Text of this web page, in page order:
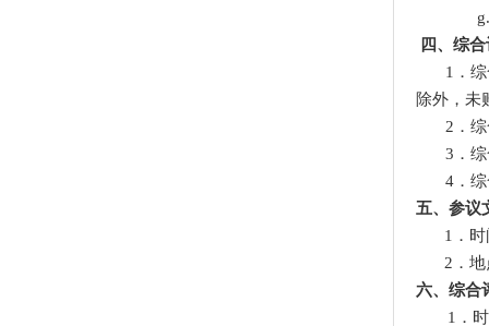
四、综
1．
除外 ，
2．
3．
4．
五、参议
1．
2． 地
六、综合
1．